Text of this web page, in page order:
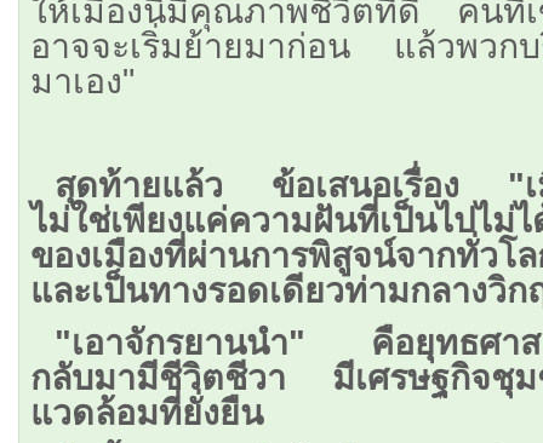
ให้เมืองนี้มีคุณภาพชีวิตที่ดี คนที่
อาจจะเริ่มย้ายมาก่อน แล้วพวก
มาเอง"
สุดท้ายแล้ว ข้อเสนอเรื่อง "เ
ไม่ใช่เพียงแค่ความฝันที่เป็นไป
ของเมืองที่ผ่านการพิสูจน์จากทั่วโ
และเป็นทางรอดเดียวท่ามกลางวิก
"เอาจักรยานนำ" คือยุทธศาส
กลับมามีชีวิตชีวา มีเศรษฐกิจชุ
แวดล้อมที่ยั่งยืน